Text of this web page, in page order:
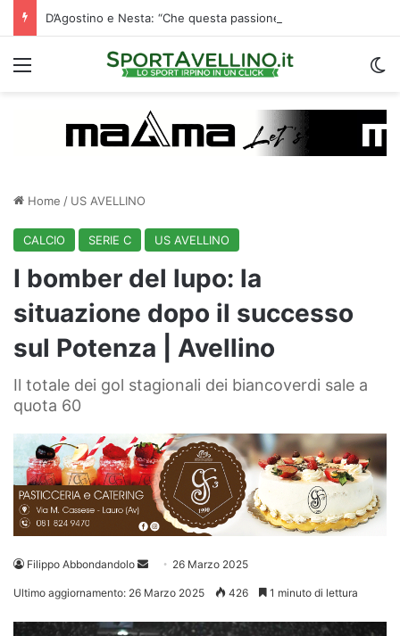
Menu
Home / US AVELLINO
CALCIO SERIE C US AVELLINO
I bomber del lupo: la
situazione dopo il successo
sul Potenza | Avellino
Il totale dei gol stagionali dei biancoverdi sale a
quota 60
Filippo Abbondandolo
Invia 26 Marzo 2025
Ultimo aggiornamento: 26 Marzo 2025 426 1 minuto di lettura